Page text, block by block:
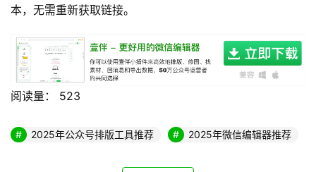
本，无需重新获取链接。
阅读量： 523
2025年公众号排版工具推荐 2025年微信编辑器推荐